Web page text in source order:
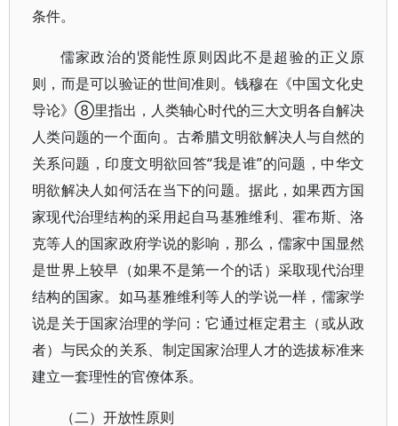
条件。
儒家政治的贤能性原则因此不是超验的正义原
则，而是可以验证的世间准则。钱穆在《中国文化史
导论》⑧里指出，人类轴心时代的三大文明各自解决
人类问题的一个面向。古希腊文明欲解决人与自然的
关系问题，印度文明欲回答“我是谁”的问题，中华文
明欲解决人如何活在当下的问题。据此，如果西方国
家现代治理结构的采用起自马基雅维利、霍布斯、洛
克等人的国家政府学说的影响，那么，儒家中国显然
是世界上较早（如果不是第一个的话）采取现代治理
结构的国家。如马基雅维利等人的学说一样，儒家学
说是关于国家治理的学问：它通过框定君主（或从政
者）与民众的关系、制定国家治理人才的选拔标准来
建立一套理性的官僚体系。
（二）开放性原则